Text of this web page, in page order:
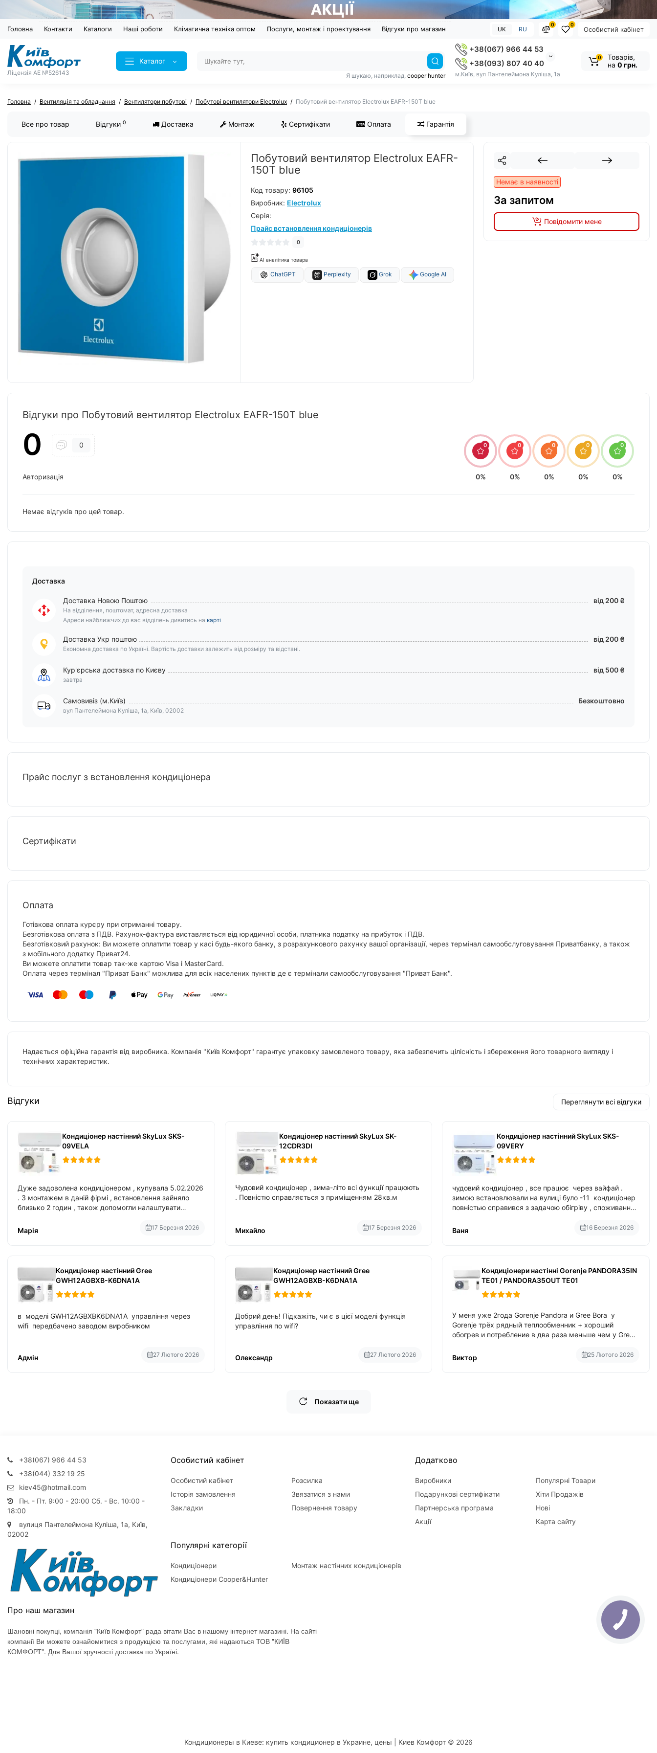
Головна Контакти Каталоги Наші роботи Кліматична техніка оптом Послуги, монтаж і проектування Відгуки про магазин Особистий кабінет
0
0
UK RU
Ліцензія AE №526143
Каталог
+38(067) 966 44 53
+38(093) 807 40 40
м.Київ, вул Пантелеймона Куліша, 1а
Я шукаю, наприклад, cooper hunter
0
Товарів,
на 0 грн.
Головна Вентиляція та обладнання Вентилятори побутові Побутові вентилятори Electrolux Побутовий вентилятор Electrolux EAFR-150T blue
Все про товар Відгуки 0 Доставка Монтаж Сертифікати Оплата Гарантія
Побутовий вентилятор Electrolux EAFR-
150T blue
Код товару: 96105
Виробник: Electrolux
Серiя:
Прайс встановлення кондиціонерів
0
AI аналітика товара
ChatGPT Perplexity Grok Google AI
Немає в наявності
За запитом
Повідомити мене
Відгуки про Побутовий вентилятор Electrolux EAFR-150T blue
0 0
Авторизація
0
0%
0
0%
0
0%
0
0%
0
0%
Немає відгуків про цей товар.
Доставка
Доставка Новою Поштою
На відділення, поштомат, адресна доставка
Адреси найближчих до вас відділень дивитись на карті
від 200 ₴
Доставка Укр поштою
Економна доставка по Україні. Вартість доставки залежить від розміру та відстані.
від 200 ₴
Кур'єрська доставка по Києву
завтра
від 500 ₴
Самовивіз (м.Київ)
вул Пантелеймона Куліша, 1а, Київ, 02002
Безкоштовно
Прайс послуг з встановлення кондиціонера
Сертифікати
Оплата
Готівкова оплата курєру при отриманні товару.
Безготівкова оплата з ПДВ. Рахунок-фактура виставляється від юридичної особи, платника податку на прибуток і ПДВ.
Безготівковий рахунок: Ви можете оплатити товар у касі будь-якого банку, з розрахункового рахунку вашої організації, через термінал самообслуговування Приватбанку, а також
з мобільного додатку Приват24.
Ви можете оплатити товар так-же картою Visa і MasterCard.
Оплата через термінал "Приват Банк" можлива для всіх населених пунктів де є термінали самообслуговування "Приват Банк".
Надається офіційна гарантія від виробника. Компанія "Київ Комфорт" гарантує упаковку замовленого товару, яка забезпечить цілісність і збереження його товарного вигляду і
технічних характеристик.
Відгуки Переглянути всі відгуки
Кондиціонер настінний SkyLux SKS-
09VELA
Дуже задоволена кондиціонером , купувала 5.02.2026
. З монтажем в даній фірмі , встановлення зайняло
близько 2 годин , також допомогли налаштувати
Марія
17 Березня 2026
Кондиціонер настінний SkyLux SK-
12CDR3DI
Чудовий кондиціонер , зима-літо всі функції працюють
. Повністю справляється з приміщенням 28кв.м
Михайло 17 Березня 2026
Кондиціонер настінний SkyLux SKS-
09VERY
чудовий кондиціонер , все працює через вайфай .
зимою встановлювали на вулиці було -11 кондиціонер
повністью справився з задачою обігріву , споживання
температури
Ваня 16 Березня 2026
Кондиціонер настінний Gree
GWH12AGBXB-K6DNA1A
в моделі GWH12AGBXBK6DNA1A управління через
wifi передбачено заводом виробником
Адмін 27 Лютого 2026
Кондиціонер настінний Gree
GWH12AGBXB-K6DNA1A
Добрий день! Підкажіть, чи є в цієї моделі функція
управління по wifi?
Олександр 27 Лютого 2026
Кондиціонери настінні Gorenje PANDORA35IN
TE01 / PANDORA35OUT TE01
У меня уже 2года Gorenje Pandora и Gree Bora у
Gorenje трёх рядный теплообменник + хороший
обогрев и потребление в два раза меньше чем у Gree
малолитражка с паркетником ре
Виктор 25 Лютого 2026
Показати ще
+38(067) 966 44 53
+38(044) 332 19 25
kiev45@hotmail.com
Пн. - Пт. 9:00 - 20:00 Сб. - Вс. 10:00 -
18:00
вулиця Пантелеймона Куліша, 1а, Київ,
02002
Особистий кабінет
Особистий кабінет
Історія замовлення
Закладки
Розсилка
Звязатися з нами
Повернення товару
Додатково
Виробники
Подарункові сертифікати
Партнерська програма
Акції
Популярні Товари
Хіти Продажів
Нові
Карта сайту
Популярні категорії
Кондиціонери
Кондиціонери Cooper&Hunter
Монтаж настінних кондиціонерів
Про наш магазин
Шановні покупці, компанія "Київ Комфорт" рада вітати Вас в нашому інтернет магазині. На сайті
компанії Ви можете ознайомитися з продукцією та послугами, які надаються ТОВ "КИЇВ
КОМФОРТ". Для Вашої зручності доставка по Україні.
Кондиционеры в Киеве: купить кондиционер в Украине, цены | Киев Комфорт © 2026